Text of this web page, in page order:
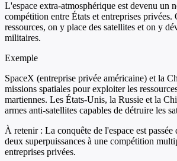
L'espace extra-atmosphérique est devenu un
compétition entre États et entreprises privées.
ressources, on y place des satellites et on y
militaires.
Exemple
SpaceX (entreprise privée américaine) et la
missions spatiales pour exploiter les
martiennes. Les États-Unis, la Russie et la
armes anti-satellites capables de détruire les
À retenir : La conquête de l'espace est
deux superpuissances à une compétition
entreprises privées.